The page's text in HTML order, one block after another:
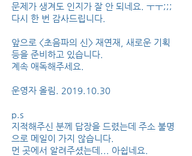
문제가 생겨도 인지가 잘 안 되네요. ㅜㅜ;;;
다시 한 번 감사드립니다.
앞으로 <초음파의 신> 재연재, 새로운 기획
등을 준비하고 있습니다.
계속 애독해주세요.
운영자 올림. 2019.10.30
p.s
지적해주신 분께 답장을 드렸는데 주소 불명
으로 메일이 가지 않습니다.
먼 곳에서 알려주셨는데... 아쉽네요.